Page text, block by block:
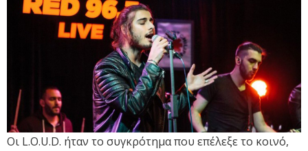
Οι L.O.U.D. ήταν το συγκρότημα που επέλεξε το κοινό,